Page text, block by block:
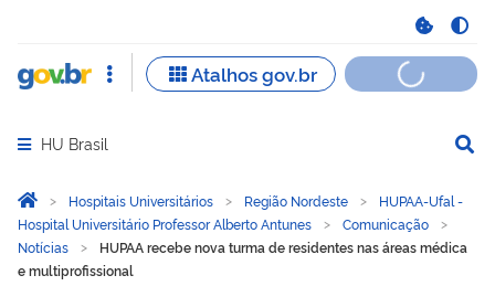
Abrir menu principal de navegação
HU Brasil
Você está aqui:
Página Inicial
Hospitais Universitários Região Nordeste
HUPAA-Ufal -
Hospital Universitário Professor Alberto Antunes
Comunicação
Notícias
HUPAA recebe nova turma de residentes nas áreas médica
e multiprofissional